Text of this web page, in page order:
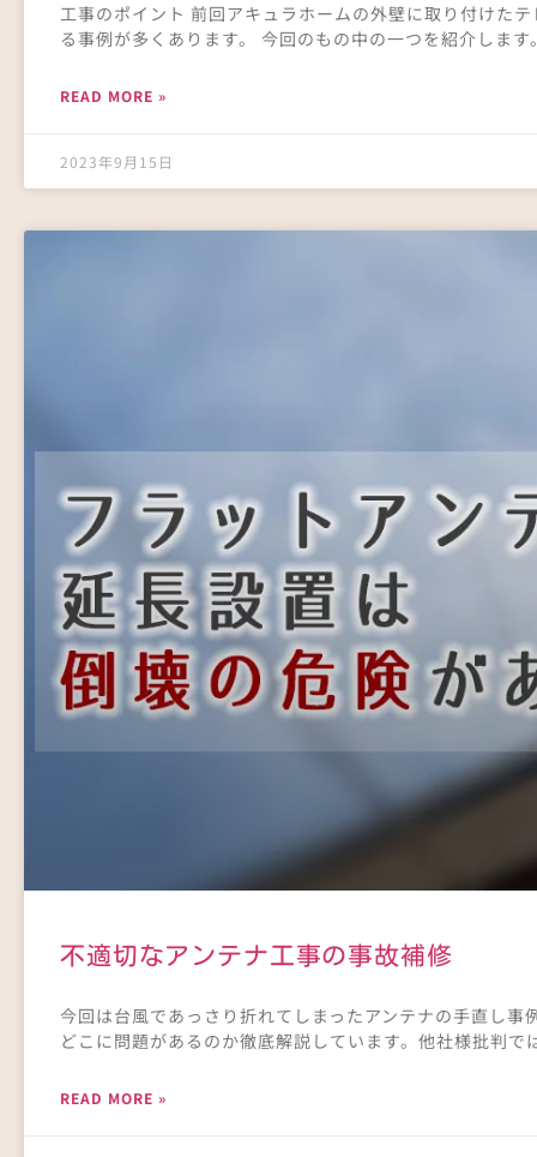
工事のポイント 前回アキュラホームの外壁に取り付けた
る事例が多くあります。 今回のもの中の一つを紹介しま
READ MORE »
2023年9月15日
不適切なアンテナ工事の事故補修
今回は台風であっさり折れてしまったアンテナの手直し
どこに問題があるのか徹底解説しています。他社様批判
READ MORE »